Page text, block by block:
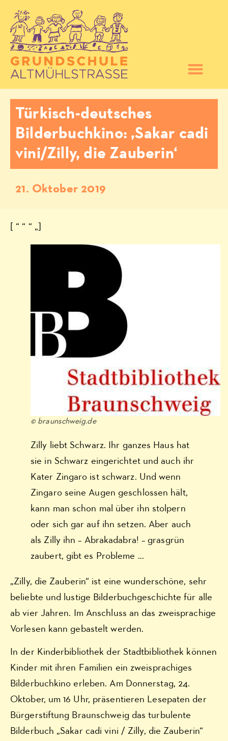
Türkisch-deutsches
Bilderbuchkino: ‚Sakar cadi
vini/Zilly, die Zauberin‘
21. Oktober 2019
[ “ “ “ „]
© braunschweig.de
Zilly liebt Schwarz. Ihr ganzes Haus hat
sie in Schwarz eingerichtet und auch ihr
Kater Zingaro ist schwarz. Und wenn
Zingaro seine Augen geschlossen hält,
kann man schon mal über ihn stolpern
oder sich gar auf ihn setzen. Aber auch
als Zilly ihn – Abrakadabra! – grasgrün
zaubert, gibt es Probleme …
„Zilly, die Zauberin“ ist eine wunderschöne, sehr
beliebte und lustige Bilderbuchgeschichte für alle
ab vier Jahren. Im Anschluss an das zweisprachige
Vorlesen kann gebastelt werden.
In der Kinderbibliothek der Stadtbibliothek können
Kinder mit ihren Familien ein zweisprachiges
Bilderbuchkino erleben. Am Donnerstag, 24.
Oktober, um 16 Uhr, präsentieren Lesepaten der
Bürgerstiftung Braunschweig das turbulente
Bilderbuch „Sakar cadi vini / Zilly, die Zauberin“